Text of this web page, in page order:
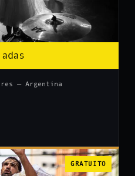
— Argentina
GRATUITO